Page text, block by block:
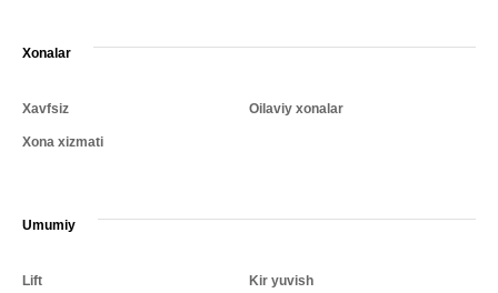
Xonalar
Xavfsiz
Xona xizmati
Oilaviy xonalar
Umumiy
Lift Kir yuvish